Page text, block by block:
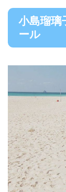
小島瑠璃
ール